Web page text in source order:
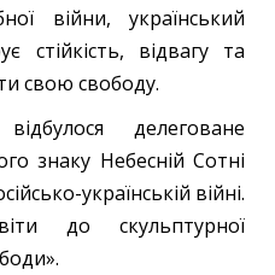
війни, український
стійкість, відвагу та
свою свободу.
делеговане
знаку Небесній Сотні
українській війні.
до скульптурної